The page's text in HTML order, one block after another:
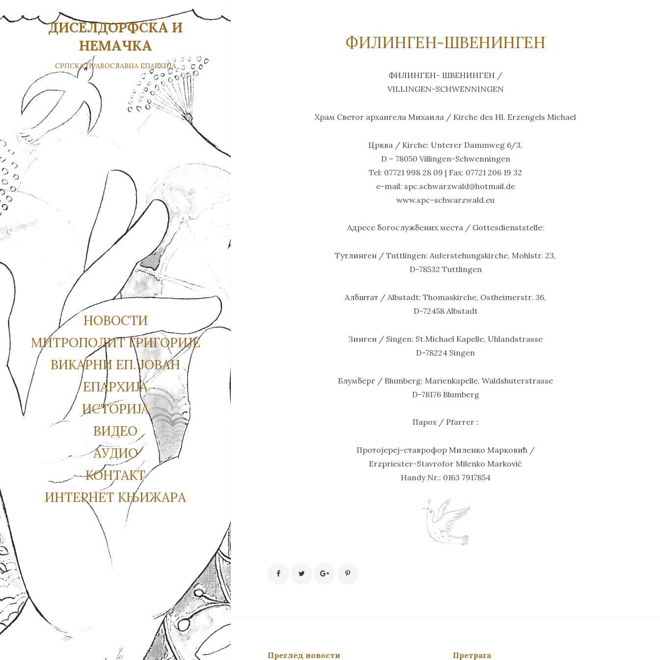
ДИСЕЛДОРФСКА И
НЕМАЧКА
СРПСКА ПРАВОСЛАВНА ЕПАРХИЈА
НОВОСТИ
МИТРОПОЛИТ ГРИГОРИЈЕ
ВИКАРНИ ЕП. ЈОВАН
ЕПАРХИЈА
ИСТОРИЈА
ВИДЕО
АУДИО
КОНТАКТ
ИНТЕРНЕТ КЊИЖАРА
ФИЛИНГЕН-ШВЕНИНГЕН
ФИЛИНГЕН- ШВЕНИНГЕН /
VILLINGEN-SCHWENNINGEN
Храм Светог архангела Михаилa / Kirche des Hl. Erzengels Michael
Црква / Kirche: Unterer Dammweg 6/3,
D – 78050 Villingen-Schwenningen
Tel: 07721 998 28 09 | Fax: 07721 206 19 32
e-mail: spc.schwarzwald@hotmail.de
www.spc-schwarzwald.eu
Адресе богослужбених места / Gottesdienststelle:
Тутлинген / Tuttlingen: Auferstehungskirche, Mohlstr. 23,
D-78532 Tuttlingen
Албштат / Albstadt: Thomaskirche, Ostheimerstr. 36,
D-72458 Albstadt
Зинген / Singen: St.Michael Kapelle, Uhlandstrasse
D-78224 Singen
Блумберг / Blumberg: Marienkapelle, Waldshuterstrasse
D-78176 Blumberg
Парох / Pfarrer :
Протојереј-ставрофор Миленко Марковић /
Erzpriester-Stavrofor Milenko Marković
Handy Nr.: 0163 7917854
Преглед новости Претрага